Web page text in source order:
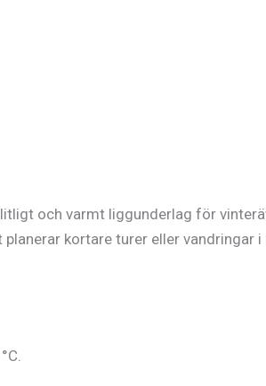
och varmt liggunderlag för
kortare turer eller vandringar